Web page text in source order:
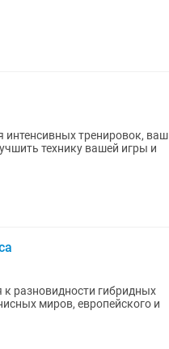
интенсивных тренировок, ваш
технику вашей игры и
к разновидности гибридных
миров, европейского и